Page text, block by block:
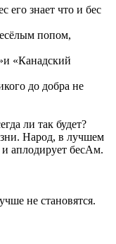
его знает что и бес
попом,
«Канадский
до добра не
ли так будет?
Народ, в лучшем
аплодирует бесАм.
не становятся.